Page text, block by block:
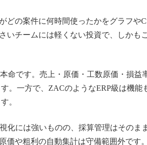
どの案件に何時間使ったかをグラフや
いチームには軽くない投資で、しか
命です。売上・原価・工数原価・損益
一方で、ZACのようなERP級は機
。
化には強いものの、採算管理はその
や粗利の自動集計は守備範囲外で